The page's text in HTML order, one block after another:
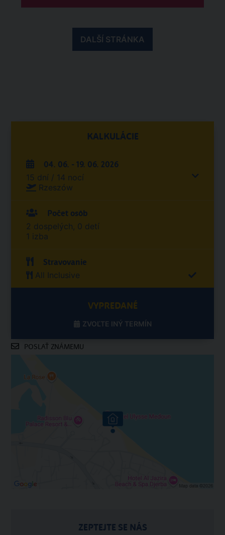
DALŠÍ STRÁNKA
KALKULÁCIE
04. 06. - 19. 06. 2026
15 dní / 14 nocí
Rzeszów
Počet osôb
2 dospelých, 0 detí
1 izba
Stravovanie
All Inclusive
VYPREDANÉ
ZVOĽTE INÝ TERMÍN
POSLAŤ ZNÁMEMU
ZEPTEJTE SE NÁS